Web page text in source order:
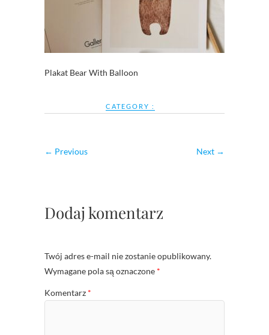
Plakat Bear With Balloon
CATEGORY :
← Previous Next →
Dodaj komentarz
Twój adres e-mail nie zostanie opublikowany.
Wymagane pola są oznaczone *
Komentarz *